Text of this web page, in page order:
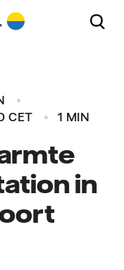
CET
1 MIN
in